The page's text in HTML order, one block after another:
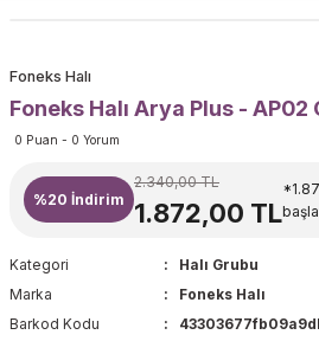
Foneks Halı
Foneks Halı Arya Plus - AP02
0 Puan - 0 Yorum
%20 İndirim
2.340,00 TL
1.872,00 TL
Kategori
Halı Grubu
Marka
Foneks Halı
Barkod Kodu